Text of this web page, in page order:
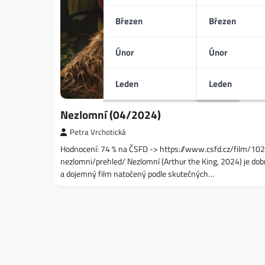
Březen
Únor
Leden
Březen
Únor
Leden
Nezlomní (04/2024)
Petra Vrchotická
Hodnocení: 74 % na ČSFD -> https://www.csfd.cz/film/
nezlomni/prehled/ Nezlomní (Arthur the King, 2024) je
a dojemný film natočený podle skutečných…